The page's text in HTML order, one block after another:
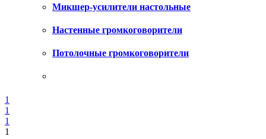
Микшер-усилители настольные
Настенные громкоговорители
Потолочные громкоговорители
1
1
1
1